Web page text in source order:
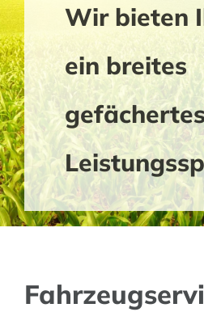
Wir bieten
ein breites